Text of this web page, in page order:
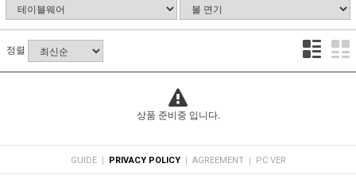
정렬
상품 준비중 입니다.
GUIDE | PRIVACY POLICY | AGREEMENT | PC VER